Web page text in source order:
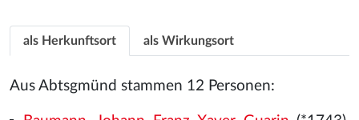
als Herkunftsort als Wirkungsort
Aus Abtsgmünd stammen 12 Personen: